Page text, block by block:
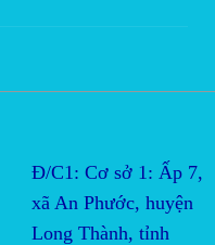
Đ/C1: Cơ sở 1: Ấp 7,
xã An Phước, huyện
Long Thành, tỉnh